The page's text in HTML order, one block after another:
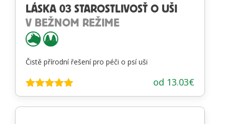
LÁSKA 03 STAROSTLIVOSŤ O UŠI
V BEŽNOM REŽIME
Čistě přírodní řešení pro péči o psí uši
Hodnotenie
4.88z 5
od 13.03€